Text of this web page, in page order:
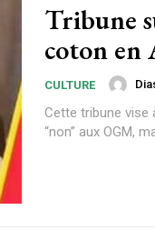
Tribune
coton en
CULTURE
Cette tribune vise
“non” aux OGM,